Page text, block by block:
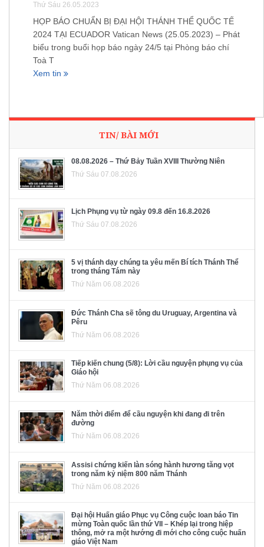
Thứ Sáu 26.05.2023
HỌP BÁO CHUẨN BỊ ĐẠI HỘI THÁNH THỂ QUỐC TẾ
2024 TẠI ECUADOR Vatican News (25.05.2023) – Phát
biểu trong buổi họp báo ngày 24/5 tại Phòng báo chí
Toà T
Xem tin
TIN/ BÀI MỚI
08.08.2026 – Thứ Bảy Tuần XVIII Thường Niên
Thứ Sáu 07.08.2026
Lịch Phụng vụ từ ngày 09.8 đến 16.8.2026
Thứ Sáu 07.08.2026
5 vị thánh dạy chúng ta yêu mến Bí tích Thánh Thể
trong tháng Tám này
Thứ Năm 06.08.2026
Đức Thánh Cha sẽ tông du Uruguay, Argentina và
Pêru
Thứ Năm 06.08.2026
Tiếp kiến chung (5/8): Lời cầu nguyện phụng vụ của
Giáo hội
Thứ Năm 06.08.2026
Năm thời điểm để cầu nguyện khi đang đi trên
đường
Thứ Năm 06.08.2026
Assisi chứng kiến làn sóng hành hương tăng vọt
trong năm kỷ niệm 800 năm Thánh
Thứ Năm 06.08.2026
Đại hội Huấn giáo Phục vụ Công cuộc loan báo Tin
mừng Toàn quốc lần thứ VII – Khép lại trong hiệp
thông, mở ra một hướng đi mới cho công cuộc huấn
giáo Việt Nam